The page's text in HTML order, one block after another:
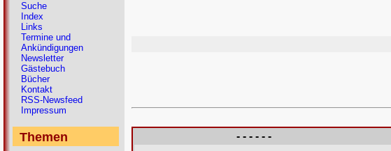
- - - - - -
Suche
Index
Links
Termine und
Ankündigungen
Newsletter
Gästebuch
Bücher
Kontakt
RSS-Newsfeed
Impressum
Themen